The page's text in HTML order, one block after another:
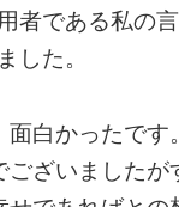
者である私の
した。
面白かったで
ざいましたが